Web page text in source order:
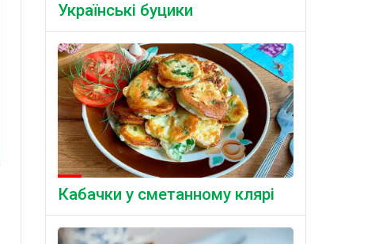
Українські буцики
Кабачки у сметанному клярі